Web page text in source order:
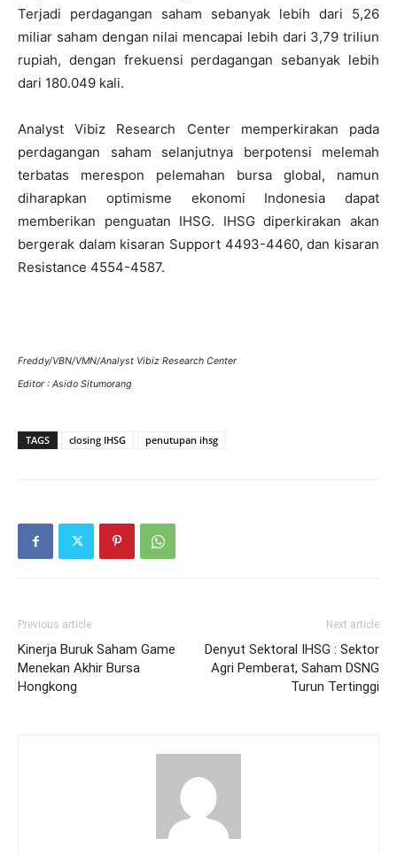
Terjadi perdagangan saham sebanyak lebih dari 5,26
miliar saham dengan nilai mencapai lebih dari 3,79 triliun
rupiah, dengan frekuensi perdagangan sebanyak lebih
dari 180.049 kali.
Analyst Vibiz Research Center memperkirakan pada
perdagangan saham selanjutnya berpotensi melemah
terbatas merespon pelemahan bursa global, namun
diharapkan optimisme ekonomi Indonesia dapat
memberikan penguatan IHSG. IHSG diperkirakan akan
bergerak dalam kisaran Support 4493-4460, dan kisaran
Resistance 4554-4587.
Freddy/VBN/VMN/Analyst Vibiz Research Center
Editor : Asido Situmorang
TAGS closing IHSG penutupan ihsg
Previous article
Kinerja Buruk Saham Game
Menekan Akhir Bursa
Hongkong
Next article
Denyut Sektoral IHSG : Sektor
Agri Pemberat, Saham DSNG
Turun Tertinggi